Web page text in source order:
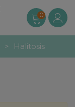
0
> Halitosis